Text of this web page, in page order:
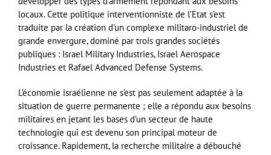
locaux. Cette politique interventionniste de l’Etat s’est
traduite par la création d’un complexe militaro-industriel de
grande envergure, dominé par trois grandes sociétés
publiques : Israel Military Industries, Israel Aerospace
Industries et Rafael Advanced Defense Systems.
L’économie israélienne ne s’est pas seulement adaptée à la
situation de guerre permanente ; elle a répondu aux besoins
militaires en jetant les bases d’un secteur de haute
technologie qui est devenu son principal moteur de
croissance. Rapidement, la recherche militaire a débouché